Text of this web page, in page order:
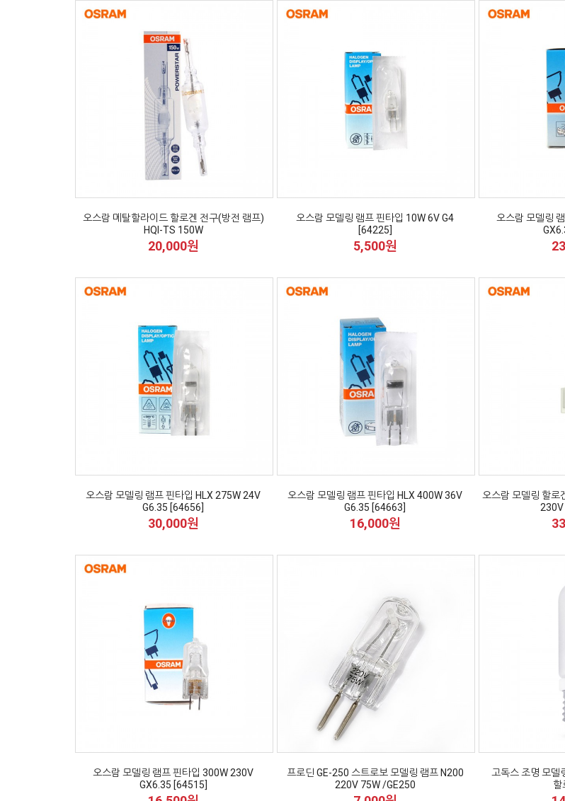
오스람 메탈할라이드 할로겐 전구(방전 램프)
HQI-TS 150W
20,000원
오스람 모델링 램프 핀타입 10W 6V G4
[64225]
5,500원
오스람 모델링
오스람 모델링 램프 핀타입 HLX 275W 24V
G6.35 [64656]
30,000원
오스람 모델링 램프 핀타입 HLX 400W 36V
G6.35 [64663]
16,000원
오스람 모델링 할로
230V
오스람 모델링 램프 핀타입 300W 230V
GX6.35 [64515]
프로딘 GE-250 스트로보 모델링 램프 N200
220V 75W /GE250
고독스 조명 모델
할